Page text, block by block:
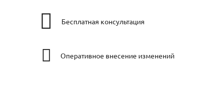
Бесплатная консультация
Оперативное внесение изменений